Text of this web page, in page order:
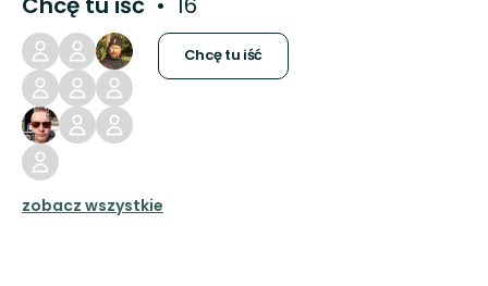
Chcę tu iść
zobacz wszystkie